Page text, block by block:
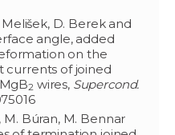
Melišek, D. Berek and
angle, added
on the
currents of joined
2 wires, Supercond.
M. Búran, M. Bennar